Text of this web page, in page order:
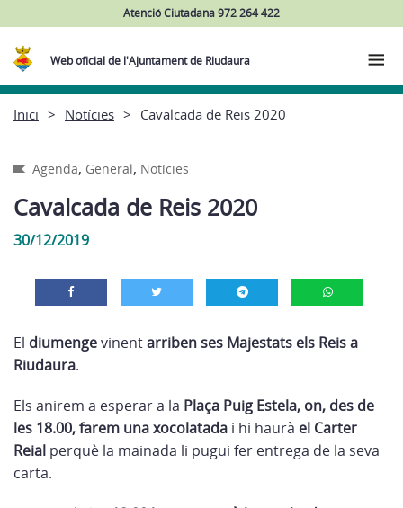
Atenció Ciutadana 972 264 422
Web oficial de l'Ajuntament de Riudaura
Inici Notícies Cavalcada de Reis 2020
Agenda, General, Notícies
Cavalcada de Reis 2020
30/12/2019
El diumengevinentarriben ses Majestats els Reis a
Riudaura.
Els anirem a esperar a la Plaça Puig Estela, on, des de
les 18.00, farem una xocolatada i hi haurà el Carter
Reial perquè la mainada li pugui fer entrega de la seva
carta.